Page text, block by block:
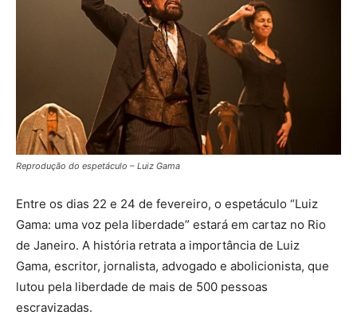
Reprodução do espetáculo – Luiz Gama
Entre os dias 22 e 24 de fevereiro, o espetáculo “Luiz
Gama: uma voz pela liberdade” estará em cartaz no Rio
de Janeiro. A história retrata a importância de Luiz
Gama, escritor, jornalista, advogado e abolicionista, que
lutou pela liberdade de mais de 500 pessoas
escravizadas.